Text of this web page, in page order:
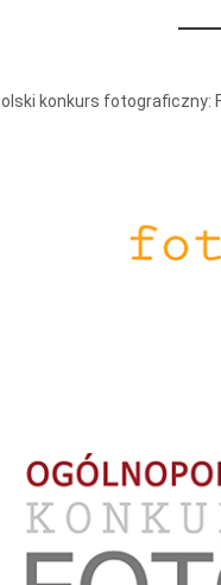
konkurs fotograficzny: